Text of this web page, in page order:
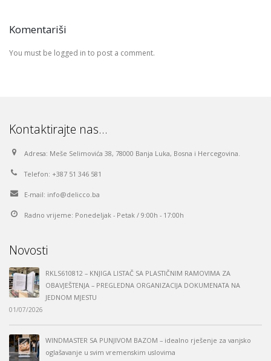
Komentariši
You must be logged in to post a comment.
Kontaktirajte nas…
Adresa: Meše Selimovića 38, 78000 Banja Luka, Bosna i Hercegovina.
Telefon: +387 51 346 581
E-mail: info@delicco.ba
Radno vrijeme: Ponedeljak - Petak / 9:00h - 17:00h
Novosti
RKLS610812 – KNJIGA LISTAČ SA PLASTIČNIM RAMOVIMA ZA
OBAVJEŠTENJA – PREGLEDNA ORGANIZACIJA DOKUMENATA NA
JEDNOM MJESTU
01/07/2026
WINDMASTER SA PUNJIVOM BAZOM – idealno rješenje za vanjsko
oglašavanje u svim vremenskim uslovima